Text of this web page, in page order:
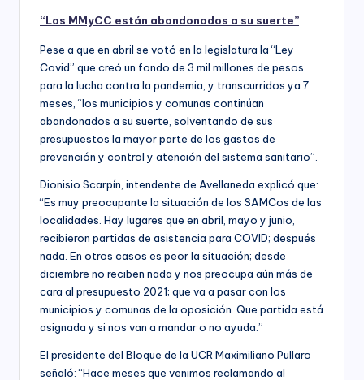
“Los MMyCC están abandonados a su suerte”
Pese a que en abril se votó en la legislatura la “Ley
Covid” que creó un fondo de 3 mil millones de pesos
para la lucha contra la pandemia, y transcurridos ya 7
meses, “los municipios y comunas continúan
abandonados a su suerte, solventando de sus
presupuestos la mayor parte de los gastos de
prevención y control y atención del sistema sanitario”.
Dionisio Scarpín, intendente de Avellaneda explicó que:
“Es muy preocupante la situación de los SAMCos de las
localidades. Hay lugares que en abril, mayo y junio,
recibieron partidas de asistencia para COVID; después
nada. En otros casos es peor la situación; desde
diciembre no reciben nada y nos preocupa aún más de
cara al presupuesto 2021; que va a pasar con los
municipios y comunas de la oposición. Que partida está
asignada y si nos van a mandar o no ayuda.”
El presidente del Bloque de la UCR Maximiliano Pullaro
señaló: “Hace meses que venimos reclamando al